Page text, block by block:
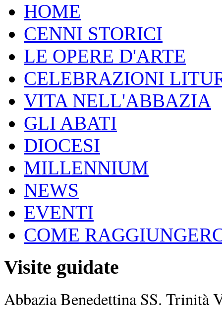
HOME
CENNI STORICI
LE OPERE D'ARTE
CELEBRAZIONI
VITA NELL'ABBAZIA
GLI ABATI
DIOCESI
MILLENNIUM
NEWS
EVENTI
COME
Visite guidate
Abbazia Benedettina SS. Trinità